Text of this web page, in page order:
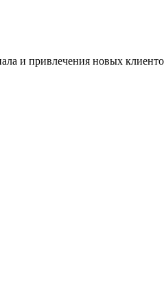
и привлечения новых